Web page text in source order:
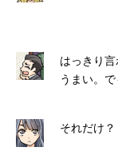
はっきり
うまい。
それだけ？